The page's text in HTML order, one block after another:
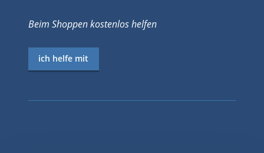
Beim Shoppen kostenlos helfen
ich helfe mit